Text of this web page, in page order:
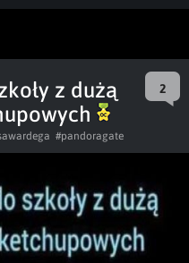
z dużą
2
#pandoragate